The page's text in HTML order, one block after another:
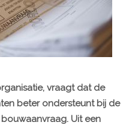
vraagt dat de
beter ondersteunt bij de
. Uit een